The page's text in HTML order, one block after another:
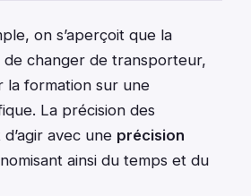
on s’aperçoit que la
de changer de transporteur,
la formation sur une
La précision des
avec une précision
ainsi du temps et du